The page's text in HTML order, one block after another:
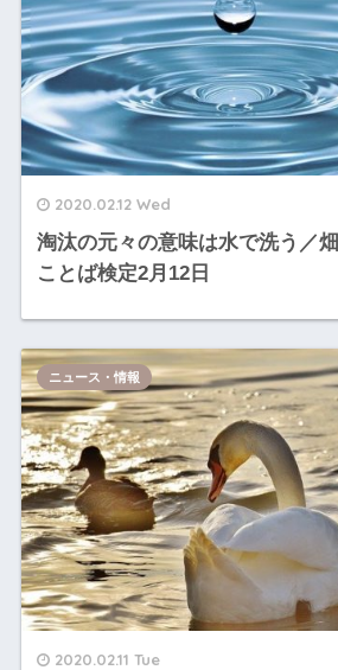
2020.02.12 Wed
淘汰の元々の意味は水で洗う／
ことば検定2月12日
2020.02.11 Tue
ニュース・情報